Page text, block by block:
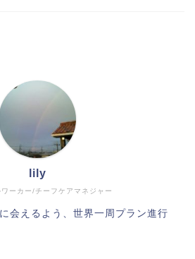
ーカー/チーフケアマネジャー
lily
会えるよう、世界一周プラン進行